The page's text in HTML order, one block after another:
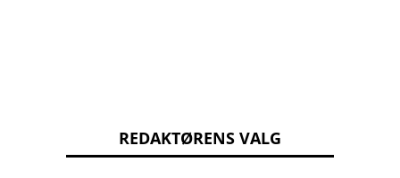
REDAKTØRENS VALG